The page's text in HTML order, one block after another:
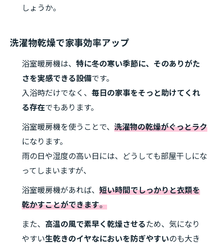
しょうか。
洗濯物乾燥で家事効率アップ
浴室暖房機は、 特に冬の寒い季節に、そのありがた
さを実感できる設備です。
入浴時だけでなく、 毎日の家事をそっと助けてくれ
る存在でもあります。
浴室暖房機を使うことで、 洗濯物の乾燥がぐっとラク
になります。
雨の日や湿度の高い日には、どうしても部屋干しにな
ってしまいますが、
浴室暖房機があれば、 短い時間でしっかりと衣類を
乾かすことができます。
また、 高温の風で素早く乾燥させる ため、気になり
やすい生乾きのイヤなにおいを防ぎやすいのも大き